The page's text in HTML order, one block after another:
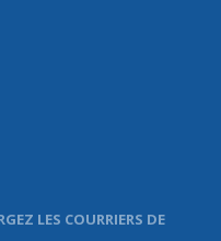
LES COURRIERS DE